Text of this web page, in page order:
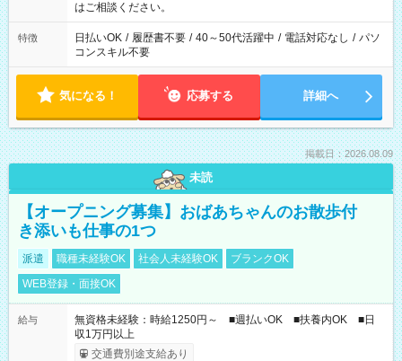
はご相談ください。
特徴 日払いOK / 履歴書不要 / 40～50代活躍中 / 電話対応なし / パソ
コンスキル不要
気になる！ 応募する 詳細へ
掲載日：2026.08.09
未読
【オープニング募集】おばあちゃんのお散歩付
き添いも仕事の1つ
派遣 職種未経験OK 社会人未経験OK
ブランクOK
WEB登録・面接OK
給与
無資格未経験：時給1250円～ ■週払いOK ■扶養内OK ■日
収1万円以上
交通費別途支給あり